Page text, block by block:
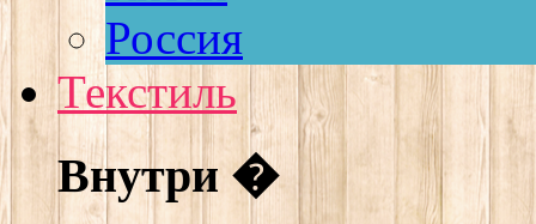
Россия
Текстиль
Внутри �